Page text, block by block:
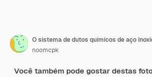
O sistema de dutos químicos de aço
noomcpk
Você também pode gostar destas